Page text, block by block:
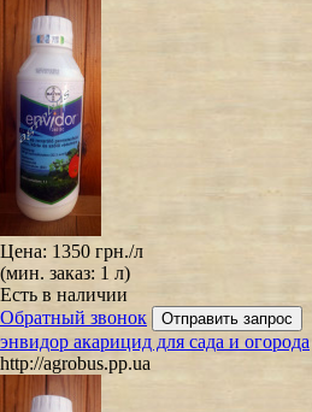
Цена: 1350 грн./л
(мин. заказ: 1 л)
Есть в наличии
Обратный звонок
энвидор акарицид для сада и огорода
http://agrobus.pp.ua